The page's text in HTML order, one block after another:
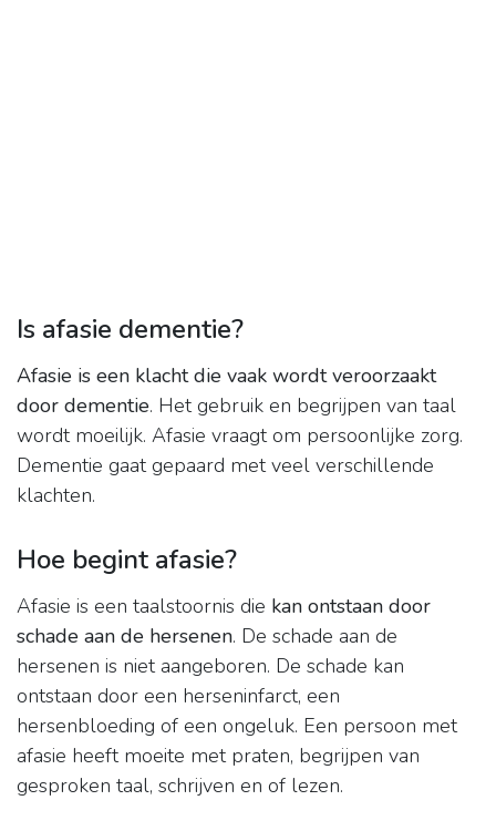
Is afasie dementie?
Afasie is een klacht die vaak wordt veroorzaakt
door dementie. Het gebruik en begrijpen van taal
wordt moeilijk. Afasie vraagt om persoonlijke zorg.
Dementie gaat gepaard met veel verschillende
klachten.
Hoe begint afasie?
Afasie is een taalstoornis die kan ontstaan door
schade aan de hersenen. De schade aan de
hersenen is niet aangeboren. De schade kan
ontstaan door een herseninfarct, een
hersenbloeding of een ongeluk. Een persoon met
afasie heeft moeite met praten, begrijpen van
gesproken taal, schrijven en of lezen.